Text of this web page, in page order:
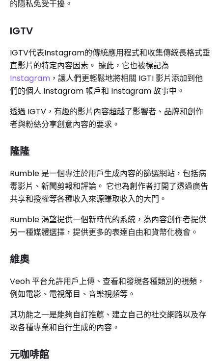
的隱私免受干擾。
IGTV
IGTV代表Instagram的傳統應用程式和收集傳統長格式垂
直影片的特定內容因素。 據此，它也被標記為
Instagram ，讓人們更輕鬆地將相關 IGTI 影片添加到他
們的個人 Instagram 帳戶和 Instagram 故事中。
透過 IGTV，有趣的影片內容超越了影響者、品牌和創作
者與粉絲分享創意內容的要求。
隆隆
Rumble 是一個專注於用戶生成內容的篩選網站，包括病
毒影片、新聞剪報和評論。 它也為創作者打開了透過廣告
共享和授權等各種收入來源賺取收入的大門。
Rumble 渴望提供一個新時代的系統，為內容創作者提供
另一種媒體選擇，提供更多的表達自由和貨幣化機會。
維奧
Veoh 平台允許用戶上傳、查看和發現各種類別的視頻，
例如電影、電視節目、音樂視頻等。
其功能之一是能夠自訂推薦、建立自己的社交網路以及存
取各種專業和自行生成的內容。
元咖啡館